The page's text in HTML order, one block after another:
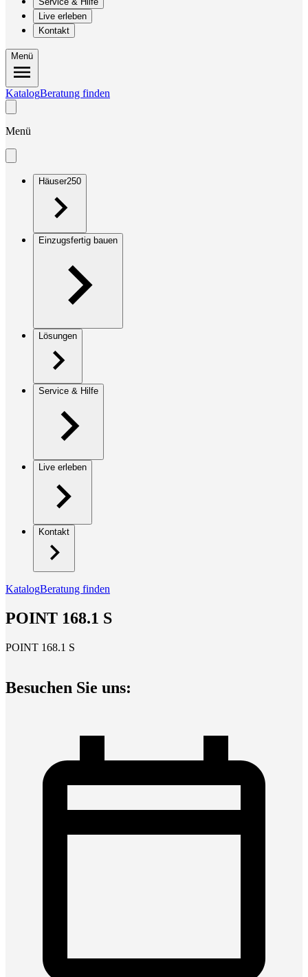
Live erleben
Kontakt
Menü
KatalogBeratung finden
Menü
Häuser250
Einzugsfertig bauen
Lösungen
Service & Hilfe
Live erleben
Kontakt
KatalogBeratung finden
POINT 168.1 S
POINT 168.1 S
Besuchen Sie uns: